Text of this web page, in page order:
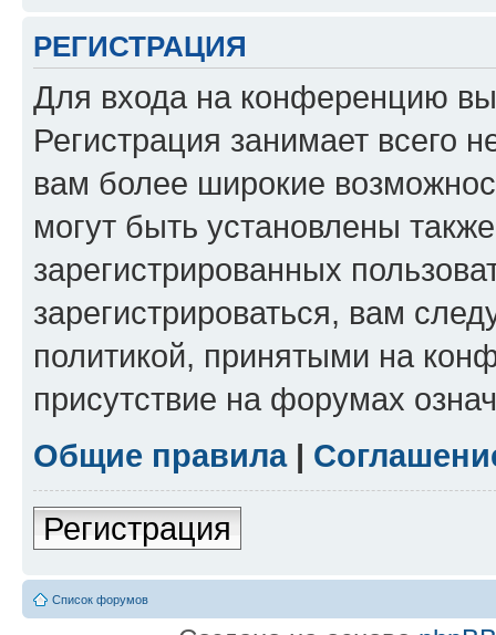
РЕГИСТРАЦИЯ
Для входа на конференцию
Регистрация занимает всего
вам более широкие
могут быть установлены
зарегистрированных
зарегистрироваться, вам
политикой, принятыми на
присутствие на форумах
Общие правила|
Регистрация
Список форумов